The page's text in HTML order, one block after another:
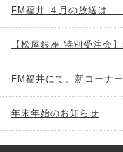
FM福井 ４月の放送は…
【松屋銀座 特別受注会
FM福井にて、新コーナ
年末年始のお知らせ